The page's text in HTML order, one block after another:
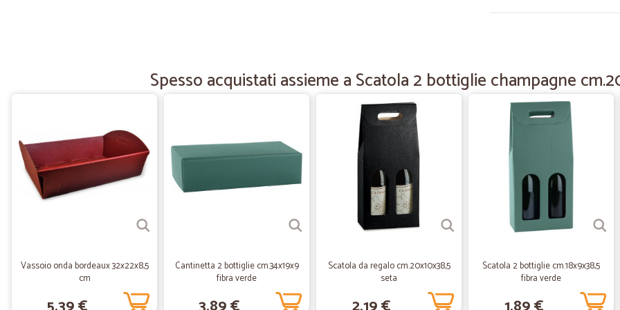
Velocissimi, tutto perfetto, grazie!
—
Ho trovato efficenza sul sito…
Ho trovato efficenza sul sito
Servizio buono e puntuale
Petra R.
Spesso acquistati assieme a Scatola 2 bottiglie champagne
Vassoio onda bordeaux 32x22x8,5
cm
Cantinetta 2 bottiglie cm.34x19x9
fibra verde
Scatola da regalo cm.20x10x38,5
seta
Scatola 2 bottiglie cm.18x9x38,5
fibra verde